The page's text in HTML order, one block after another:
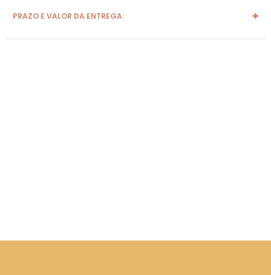
PRAZO E VALOR DA ENTREGA: